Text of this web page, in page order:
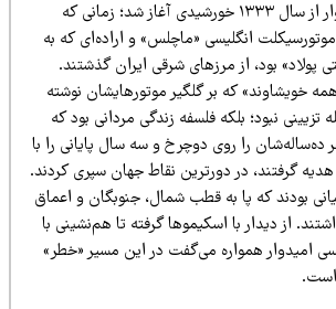
ماجرای برادران امیدوار از سال ۱۳۳۳ خورشیدی آغاز شد؛ زمانی که
انگلیسی «ماچلس» و اراده‌ای که به
بود، از مرزهای شرقی ایران گذشتند.
که بر گلگیر موتورهایشان نوشته
نبود؛ بلکه فلسفه زندگی مردانی بود که
را روی دوچرخ و سه سال پایانی را با
در دورترین نقاط جهان سپری کردند.
که پا به قطب شمال، جنوبگان و اعماق
دیدار با اسکیموها گرفته تا هم‌نشینی با
همواره می‌گفت در این مسیر «خطر»